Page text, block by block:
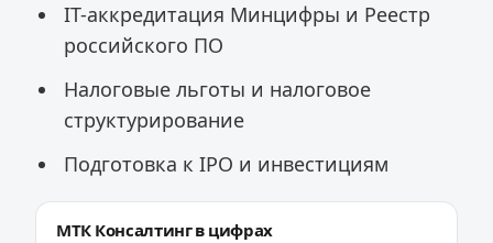
IT-аккредитация Минцифры и Реестр
российского ПО
Налоговые льготы и налоговое
структурирование
Подготовка к IPO и инвестициям
МТК Консалтинг в цифрах